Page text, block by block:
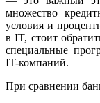
множество
условия и
в IT, стоит
специальные
IT-компаний.
При сравнении